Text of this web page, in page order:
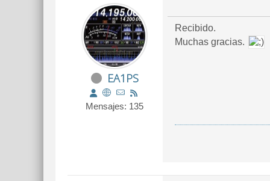
EA1PS
Mensajes: 135
Recibido.
Muchas gracias.